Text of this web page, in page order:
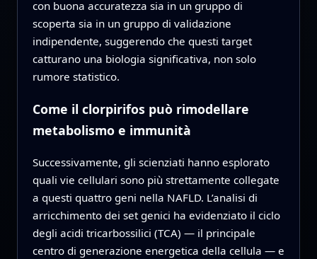
con buona accuratezza sia in un gruppo di
scoperta sia in un gruppo di validazione
indipendente, suggerendo che questi target
catturano una biologia significativa, non solo
rumore statistico.
Come il clorpirifos può rimodellare
metabolismo e immunità
Successivamente, gli scienziati hanno esplorato
quali vie cellulari sono più strettamente collegate
a questi quattro geni nella NAFLD. L’analisi di
arricchimento dei set genici ha evidenziato il ciclo
degli acidi tricarbossilici (TCA) — il principale
centro di generazione energetica della cellula — e